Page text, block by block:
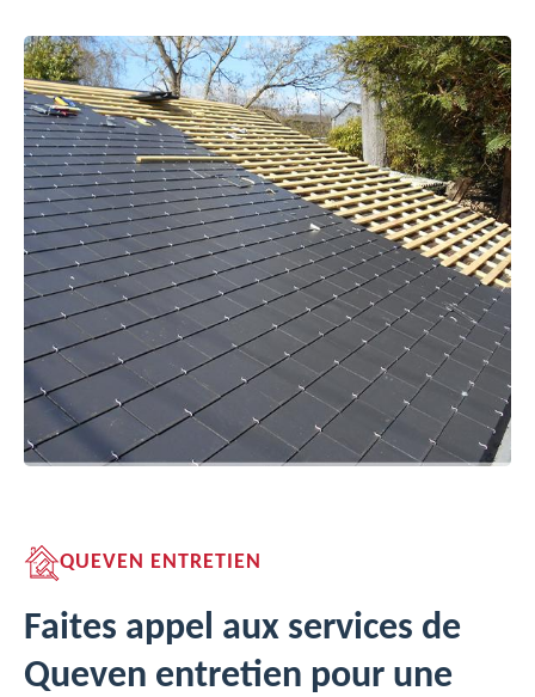
QUEVEN ENTRETIEN
Faites appel aux services de
Queven entretien pour une